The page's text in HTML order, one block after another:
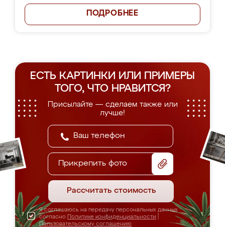
ПОДРОБНЕЕ
ЕСТЬ КАРТИНКИ ИЛИ ПРИМЕРЫ
ТОГО, ЧТО НРАВИТСЯ?
Присылайте — сделаем также или
лучше!
Прикрепить фото
Рассчитать стоимость
Я соглашаюсь на передачу персональных данных
согласно Политике конфиденциальности
Пользовательскому соглашению